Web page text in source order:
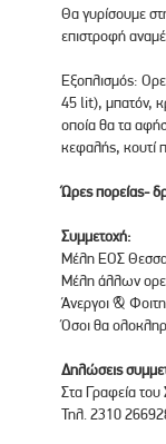
Θα γυρίσουμε
επιστροφή
Εξοπλισμός:
45 lit), μπατόν,
οποία θα τα
κεφαλής, κουτί
Ώρες πορείας-
Συμμετοχή:
Μέλη ΕΟΣ
Μέλη άλλων
Άνεργοι &
Όσοι θα
Δηλώσεις
Στα Γραφεία
Τηλ. 2310